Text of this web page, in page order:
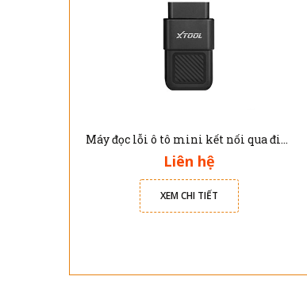
Máy đọc lỗi ô tô mini kết nối qua điện thoại thông minh A30X Xtool
Liên hệ
XEM CHI TIẾT